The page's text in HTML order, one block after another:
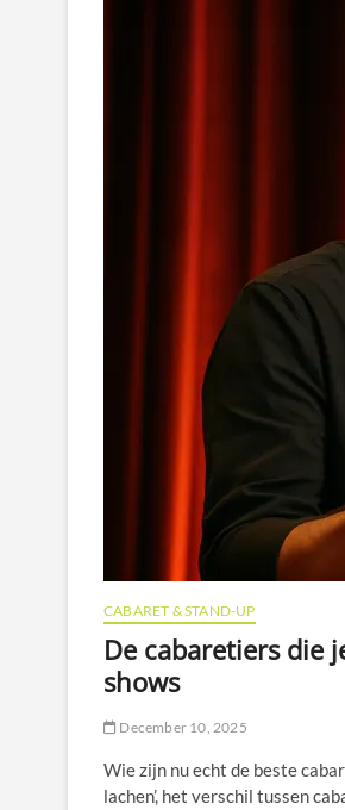
CABARET & STAND-UP
De cabaretiers die
shows
December 10, 2025
Wie zijn nu echt de beste
lachen’, het verschil tussen